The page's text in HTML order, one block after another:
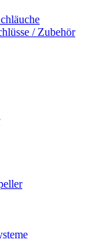
/ Zubehör